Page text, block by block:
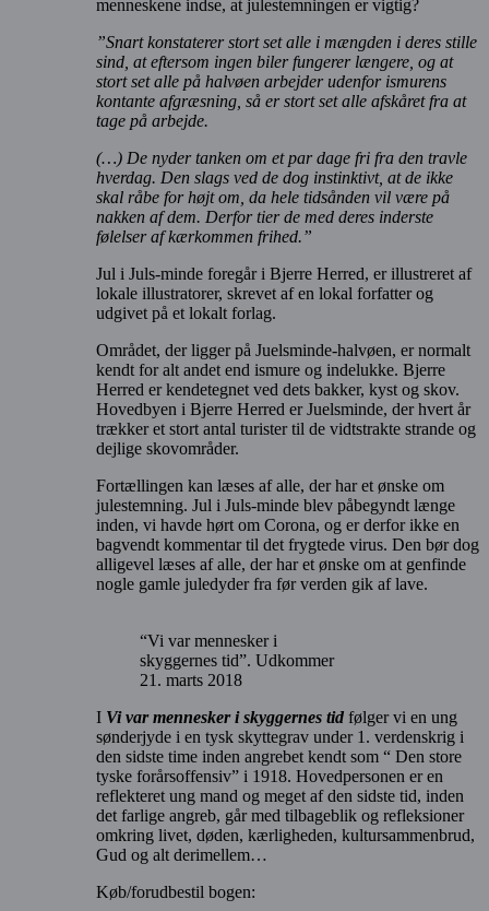
menneskene indse, at julestemningen er vigtig?
”Snart konstaterer stort set alle i mængden i deres stille
sind, at eftersom ingen biler fungerer længere, og at
stort set alle på halvøen arbejder udenfor ismurens
kontante afgræsning, så er stort set alle afskåret fra at
tage på arbejde.
(…) De nyder tanken om et par dage fri fra den travle
hverdag. Den slags ved de dog instinktivt, at de ikke
skal råbe for højt om, da hele tidsånden vil være på
nakken af dem. Derfor tier de med deres inderste
følelser af kærkommen frihed.”
Jul i Juls-minde foregår i Bjerre Herred, er illustreret af
lokale illustratorer, skrevet af en lokal forfatter og
udgivet på et lokalt forlag.
Området, der ligger på Juelsminde-halvøen, er normalt
kendt for alt andet end ismure og indelukke. Bjerre
Herred er kendetegnet ved dets bakker, kyst og skov.
Hovedbyen i Bjerre Herred er Juelsminde, der hvert år
trækker et stort antal turister til de vidtstrakte strande og
dejlige skovområder.
Fortællingen kan læses af alle, der har et ønske om
julestemning. Jul i Juls-minde blev påbegyndt længe
inden, vi havde hørt om Corona, og er derfor ikke en
bagvendt kommentar til det frygtede virus. Den bør dog
alligevel læses af alle, der har et ønske om at genfinde
nogle gamle juledyder fra før verden gik af lave.
“Vi var mennesker i
skyggernes tid”. Udkommer
21. marts 2018
I Vi var mennesker i skyggernes tid følger vi en ung
sønderjyde i en tysk skyttegrav under 1. verdenskrig i
den sidste time inden angrebet kendt som “ Den store
tyske forårsoffensiv” i 1918. Hovedpersonen er en
reflekteret ung mand og meget af den sidste tid, inden
det farlige angreb, går med tilbageblik og refleksioner
omkring livet, døden, kærligheden, kultursammenbrud,
Gud og alt derimellem…
Køb/forudbestil bogen: